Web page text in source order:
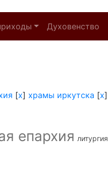
Духовенство
[x] храмы иркутска [x]
епархия литургия